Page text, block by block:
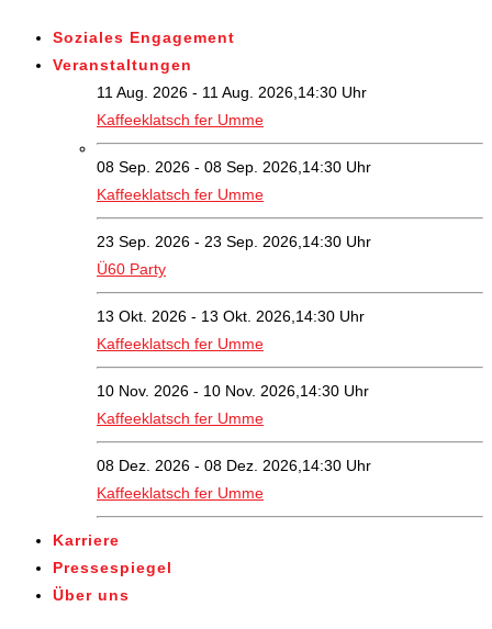
Soziales Engagement
Veranstaltungen
11 Aug. 2026 - 11 Aug. 2026,14:30 Uhr
Kaffeeklatsch fer Umme
08 Sep. 2026 - 08 Sep. 2026,14:30 Uhr
Kaffeeklatsch fer Umme
23 Sep. 2026 - 23 Sep. 2026,14:30 Uhr
Ü60 Party
13 Okt. 2026 - 13 Okt. 2026,14:30 Uhr
Kaffeeklatsch fer Umme
10 Nov. 2026 - 10 Nov. 2026,14:30 Uhr
Kaffeeklatsch fer Umme
08 Dez. 2026 - 08 Dez. 2026,14:30 Uhr
Kaffeeklatsch fer Umme
Karriere
Pressespiegel
Über uns